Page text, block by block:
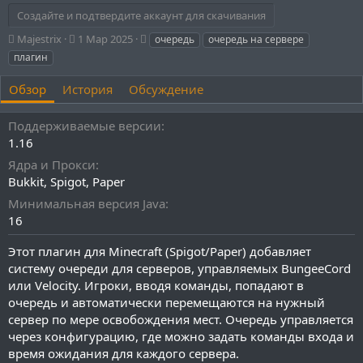
Создайте и подтвердите аккаунт для скачивания
А
в
т
о
р
Majestrix
Д
с
о
з
н
и
я
1 Мар 2025
Т очередь
очередь на сервере
плагин
Обзор История Обсуждение
Поддерживаемые версии
1.16
Ядра и Прокси
Bukkit Spigot Paper
Минимальная версия Java
16
Этот плагин для Minecraft (Spigot/Paper) добавляет
систему очереди для серверов, управляемых BungeeCord
или Velocity. Игроки, вводя команды, попадают в
очередь и автоматически перемещаются на нужный
сервер по мере освобождения мест. Очередь управляется
через конфигурацию, где можно задать команды входа и
время ожидания для каждого сервера.